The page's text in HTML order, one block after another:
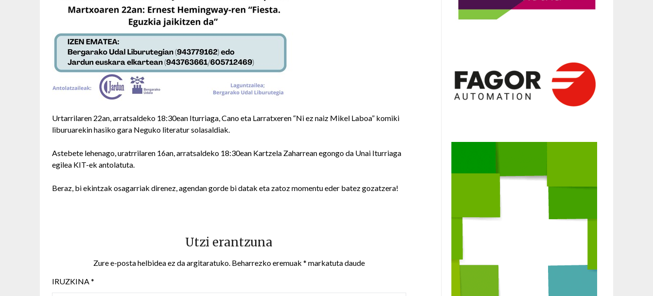
Urtarrilaren 22an, arratsaldeko 18:30ean Iturriaga, Cano eta Larratxeren “Ni ez naiz Mikel Laboa” komiki
liburuarekin hasiko gara Neguko literatur solasaldiak.
Astebete lehenago, uratrrilaren 16an, arratsaldeko 18:30ean Kartzela Zaharrean egongo da Unai Iturriaga
egilea KIT-ek antolatuta.
Beraz, bi ekintzak osagarriak direnez, agendan gorde bi datak eta zatoz momentu eder batez gozatzera!
Utzi erantzuna
Zure e-posta helbidea ez da argitaratuko. Beharrezko eremuak * markatuta daude
IRUZKINA *